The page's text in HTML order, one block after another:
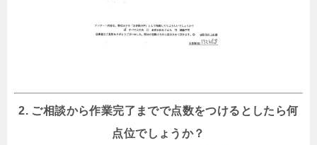
2. ご相談から作業完了までで点数をつけるとしたら何
点位でしょうか？